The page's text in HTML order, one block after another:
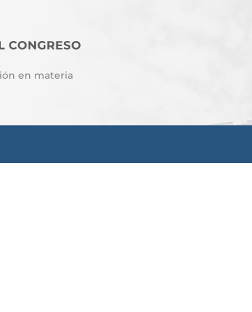
en materia